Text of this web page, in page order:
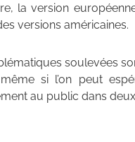
la version
versions américaines.
soulevées
si l’on peut
au public dans